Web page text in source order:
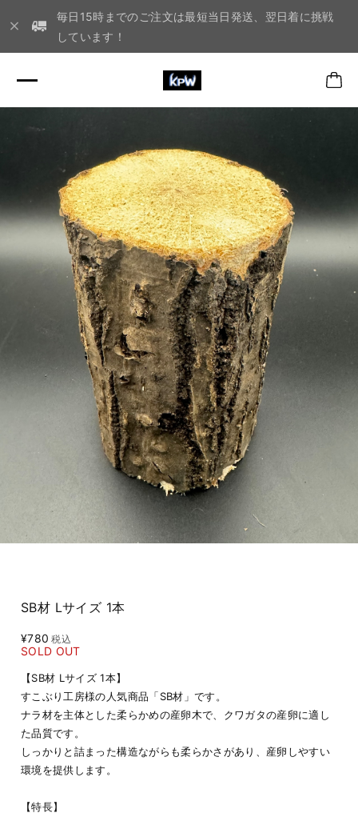
毎日15時までのご注文は最短当日発送、翌日着に挑戦
しています！
SB材 Lサイズ 1本
¥780 税込
SOLD OUT
【SB材 Lサイズ 1本】
すこぶり工房様の人気商品「SB材」です。
ナラ材を主体とした柔らかめの産卵木で、クワガタの産卵に適し
た品質です。
しっかりと詰まった構造ながらも柔らかさがあり、産卵しやすい
環境を提供します。
【特長】